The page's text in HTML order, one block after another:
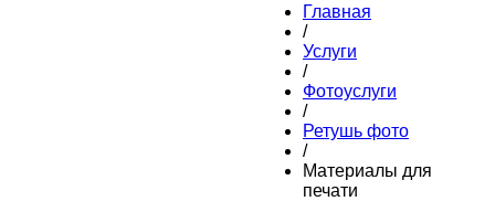
Главная
/
Услуги
/
Фотоуслуги
/
Ретушь фото
/
Материалы для
печати